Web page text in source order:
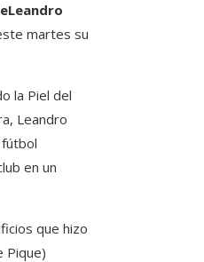
martes su
la Piel del
Leandro
en un
que hizo
Pique)